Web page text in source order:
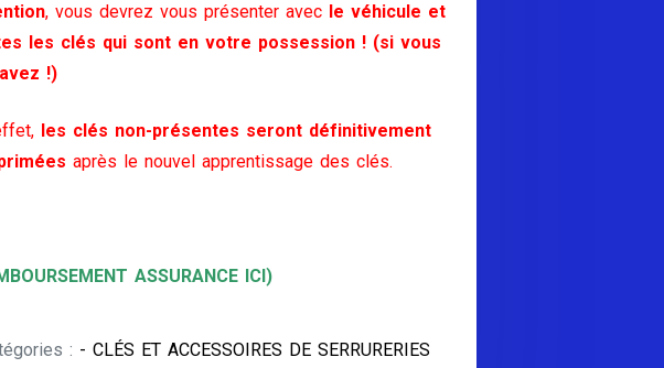
, vous devrez vous présenter avec le véhicule et
les clés qui sont en votre possession ! (si vous
!)
les clés non-présentes seront définitivement
après le nouvel apprentissage des clés.
ASSURANCE ICI)
: - CLÉS ET ACCESSOIRES DE SERRURERIES